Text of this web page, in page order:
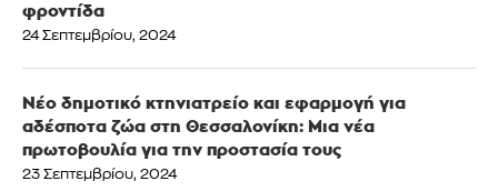
φροντίδα
24 Σεπτεμβρίου, 2024
Νέο δημοτικό κτηνιατρείο και εφαρμογή για
αδέσποτα ζώα στη Θεσσαλονίκη: Μια νέα
πρωτοβουλία για την προστασία τους
23 Σεπτεμβρίου, 2024